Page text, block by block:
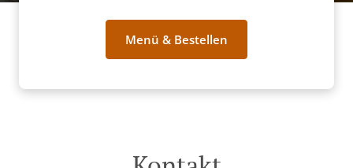
Menü & Bestellen